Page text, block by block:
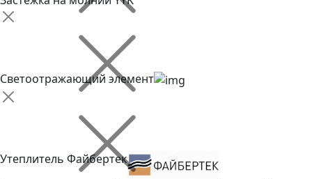
Светоотражающий элемент
Утеплитель Файбертек